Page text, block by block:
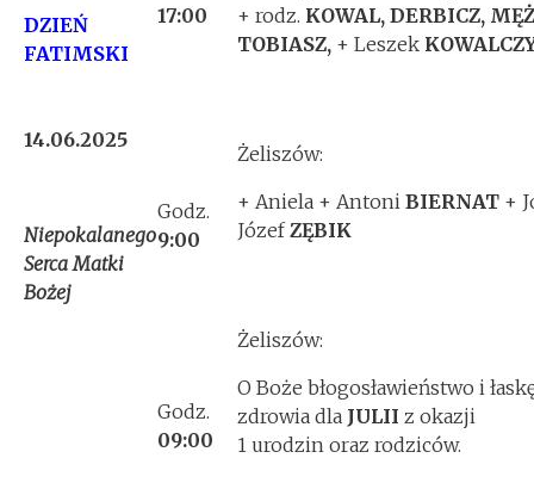
DZIEŃ
FATIMSKI
17:00
+ rodz. KOWAL, DERBICZ,
TOBIASZ, + Leszek
14.06.2025
Niepokalanego
Serca Matki
Bożej
Godz.
9:00
Żeliszów:
+ Aniela + Antoni BIERNAT +
JózefZĘBIK
Godz.
09:00
Żeliszów:
O Boże błogosławieństwo i
zdrowia dla JULII z okazji
1 urodzin oraz rodziców.